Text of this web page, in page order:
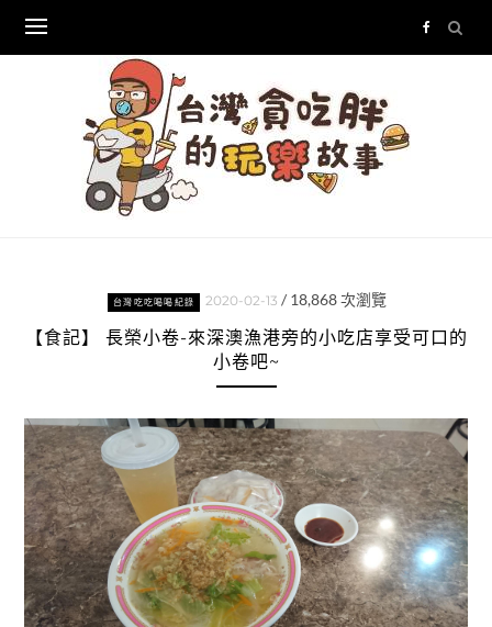
content
台灣吃吃喝喝紀錄 2020-02-13 / 18,868次瀏覽
【食記】 長榮小卷-來深澳漁港旁的小吃店享受可口的
小卷吧~